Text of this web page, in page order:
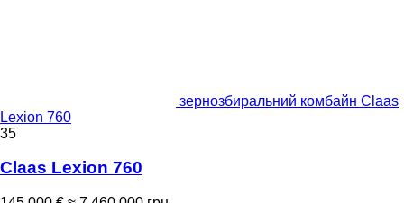
зернозбиральний комбайн Claas
Lexion 760
35
Claas Lexion 760